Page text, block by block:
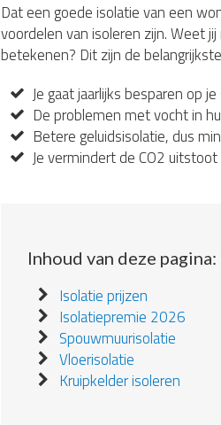
Dat een goede isolatie van een
voordelen van isoleren zijn. Weet
betekenen? Dit zijn de
Je gaat jaarlijks besparen op
De problemen met vocht in
Betere geluidsisolatie, dus
Je vermindert de CO2
Inhoud van deze pagina:
Isolatie prijzen
Isolatiepremie 2026
Spouwmuurisolatie
Vloerisolatie
Kruipkelder isoleren